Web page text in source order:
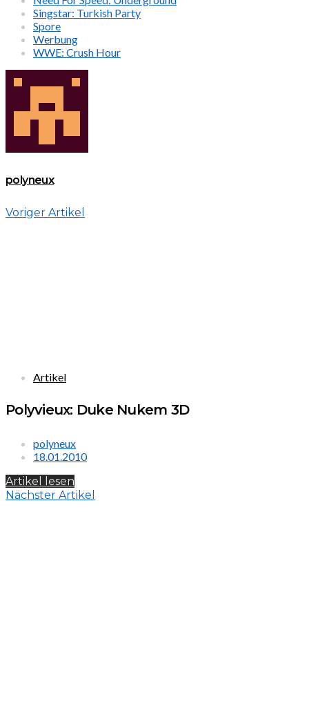
Singstar: Turkish Party
Spore
Werbung
WWE: Crush Hour
polyneux
Voriger Artikel
Artikel
Polyvieux: Duke Nukem 3D
polyneux
18.01.2010
Artikel lesen
Nächster Artikel